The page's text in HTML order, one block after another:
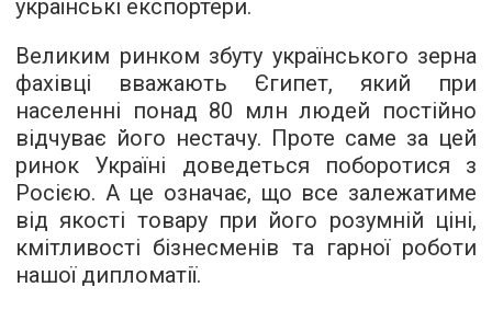
українські експортери.
Великим ринком збуту українського зерна
фахівці вважають Єгипет, який при
населенні понад 80 млн людей постійно
відчуває його нестачу. Проте саме за цей
ринок Україні доведеться поборотися з
Росією. А це означає, що все залежатиме
від якості товару при його розумній ціні,
кмітливості бізнесменів та гарної роботи
нашої дипломатії.